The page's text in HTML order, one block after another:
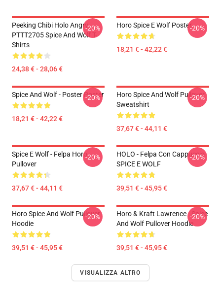
Peeking Chibi Holo Angry
PTTT2705 Spice And Wolf T-
Shirts
24,38 € - 28,06 €
-20% Horo Spice E Wolf Poster
18,21 € - 42,22 €
-20%
Spice And Wolf - Poster Poster
18,21 € - 42,22 €
-20%
Horo Spice And Wolf Pullover
Sweatshirt
37,67 € - 44,11 €
-20%
Spice E Wolf - Felpa Horo
Pullover
37,67 € - 44,11 €
-20%
HOLO - Felpa Con Cappuccio
SPICE E WOLF
39,51 € - 45,95 €
-20%
Horo Spice And Wolf Pullover
Hoodie
39,51 € - 45,95 €
-20%
Horo & Kraft Lawrence - Spice
And Wolf Pullover Hoodie
39,51 € - 45,95 €
-20%
VISUALIZZA ALTRO